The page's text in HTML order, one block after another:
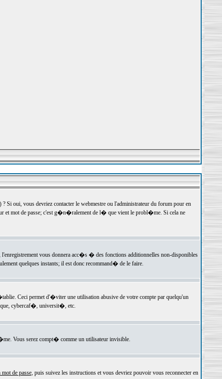
oui, vous devriez contacter le webmestre ou l'administrateur du forum pour en
mot de passe; c'est g�n�ralement de l� que vient le probl�me. Si cela ne
vous donnera acc�s � des fonctions additionnelles non-disponibles
quelques instants; il est donc recommand� de le faire.
Ceci permet d'�viter une utilisation abusive de votre compte par quelqu'un
cybercaf�, universit�, etc.
Vous serez compt� comme un utilisateur invisible.
de passe, puis suivez les instructions et vous devriez pouvoir vous reconnecter en